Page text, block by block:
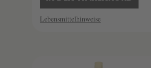
Lebensmittelhinweise